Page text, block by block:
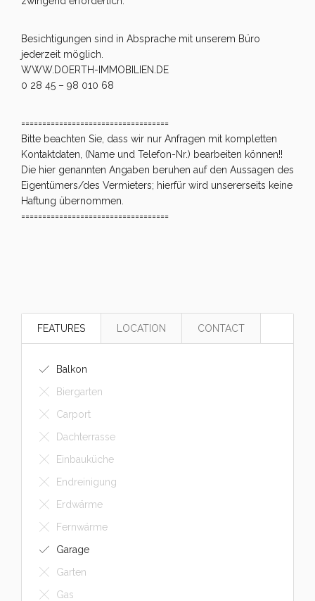
Besichtigungen sind in Absprache mit unserem Büro
jederzeit möglich.
WWW.DOERTH-IMMOBILIEN.DE
0 28 45 – 98 010 68
===================================
Bitte beachten Sie, dass wir nur Anfragen mit kompletten
Kontaktdaten, (Name und Telefon-Nr.) bearbeiten können!!
Die hier genannten Angaben beruhen auf den Aussagen des
Eigentümers/des Vermieters; hierfür wird unsererseits keine
Haftung übernommen.
===================================
FEATURES LOCATION CONTACT
Balkon
Biergarten
Carport
Dachterrasse
Einbauküche
Endreinigung
Erdwärme
Fernwärme
Garage
Garten
Gas